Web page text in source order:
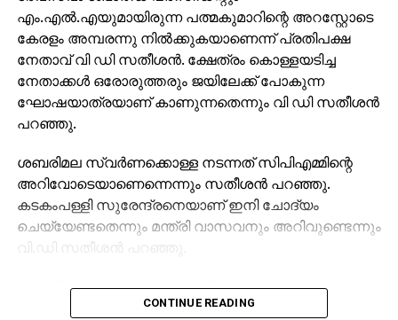
എം.എല്‍.എയുമായിരുന്ന പത്മകുമാറിന്റെ അറസ്റ്റോടെ
കേരളം അമ്പരന്നു നില്‍ക്കുകയാണെന്ന് പ്രതിപക്ഷ
നേതാവ് വി ഡി സതീശന്‍. ക്ഷേത്രം കൊള്ളയടിച്ച
നേതാക്കള്‍ ഒരോരുത്തരും ജയിലേക്ക് പോകുന്ന
ഘോഷയാത്രയാണ് കാണുന്നതെന്നും വി ഡി സതീശന്‍
പറഞ്ഞു.
ശബരിമല സ്വര്‍ണക്കൊള്ള നടന്നത് സിപിഎമ്മിന്റെ
അറിവോടെയാണെന്നെന്നും സതീശന്‍ പറഞ്ഞു.
കടകംപള്ളി സുരേന്ദ്രനെയാണ് ഇനി ചോദ്യം
ചെയ്യേണ്ടതെന്നും മന്ത്രി വാസവനും അറിവുണ്ടെന്നും
വി.ഡി സതീശന്‍ പറഞ്ഞു.
ശബരിമല സ്വര്‍ണക്കൊള്ളയില്‍ മുഖ്യമന്ത്രി
പിണറായി വിജയന്‍ എന്തുകൊണ്ട് മൗനം പാലിക്കുന്നു.
CONTINUE READING